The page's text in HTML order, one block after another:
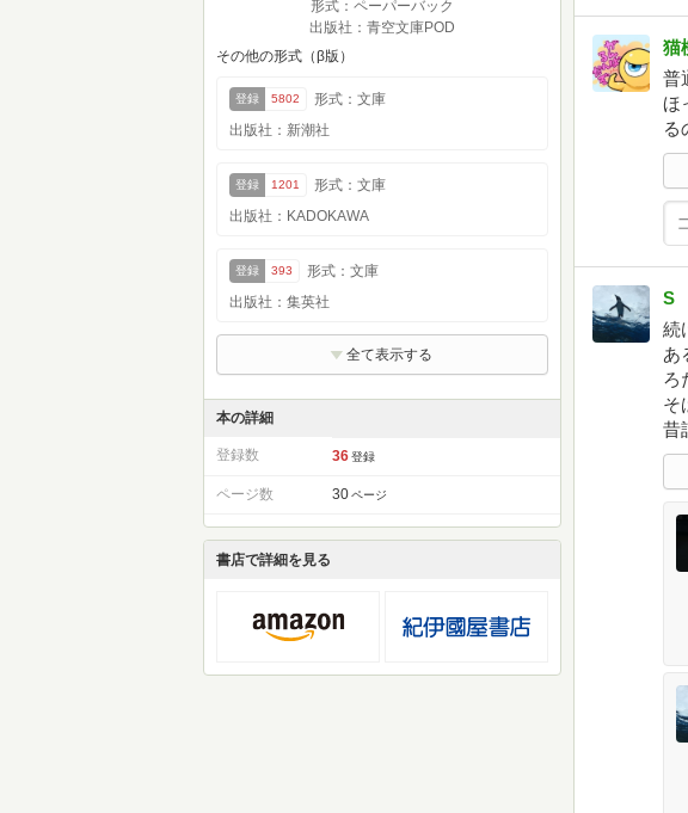
形式：ペーパーバック
出版社：青空文庫POD
その他の形式（β版）
登録 5802
形式：文庫
出版社：新潮社
登録 1201
形式：文庫
出版社：KADOKAWA
登録 393
形式：文庫
出版社：集英社
全て表示する
本の詳細
登録数 36 登録
ページ数 30 ページ
書店で詳細を見る
猫
普
ほ
る
S
続
あ
ろ
そ
昔